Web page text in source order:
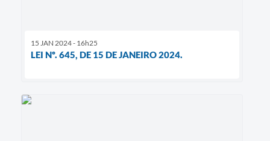
15 JAN 2024 - 16h25
LEI Nº. 645, DE 15 DE JANEIRO 2024.